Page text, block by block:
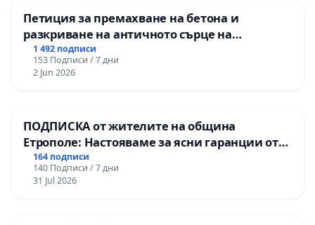
Петиция за премахване на бетона и
разкриване на античното сърце на
Могиланската могила във Враца
1 492 подписи
153 Подписи / 7 дни
2 Jun 2026
ПОДПИСКА от жителите на община
Етрополе: Настояваме за ясни гаранции от
“Елаците-МЕД” АД и от държавата, че ще се
изпълнят всички екологични норми!
164 подписи
140 Подписи / 7 дни
31 Jul 2026